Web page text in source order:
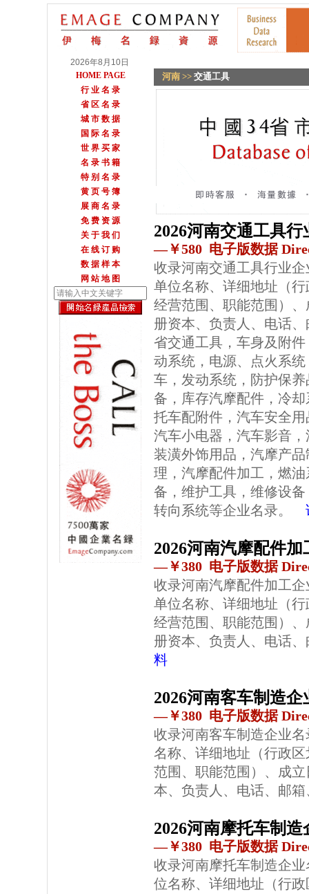
2026年8月10日
HOME PAGE
行 业 名 录
省 区 名 录
城 市 数 据
国 际 名 录
世 界 买 家
名 录 书 籍
特 别 名 录
黄 页 号 簿
展 商 名 录
免 费 资 源
关 于 我 们
在 线 订 购
数 据 样 本
网 站 地 图
河南 >> 交通工具
2026河南交通工具
—￥580 电子版数据
收录河南交通工具行业
单位名称、详细地址（
经营范围、职能范围）
册资本、负责人、电话
省交通工具，车身及附
动系统，电源、点火系
车，发动系统，防护保
备，库存汽摩配件，冷
托车配附件，汽车安全
汽车小电器，汽车影音
装潢外饰用品，汽摩产
理，汽摩配件加工，燃
备，维护工具，维修设
转向系统等企业名录。
2026河南汽摩配件
—￥380 电子版数据
收录河南汽摩配件加工
单位名称、详细地址（
经营范围、职能范围）
册资本、负责人、电话
料
2026河南客车制造企
—￥380 电子版数据
收录河南客车制造企业
名称、详细地址（行政
范围、职能范围）、成
本、负责人、电话、邮
2026河南摩托车制造
—￥380 电子版数据
收录河南摩托车制造企
位名称、详细地址（行